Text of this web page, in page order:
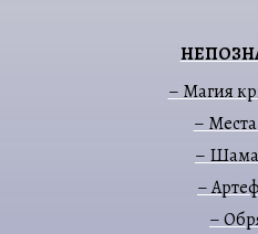
– Магия
–
–
–
–